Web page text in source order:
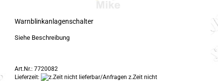
Warnblinkanlagenschalter
Siehe Beschreibung
Art.Nr.: 7720082
Lieferzeit:
z.Zeit nicht